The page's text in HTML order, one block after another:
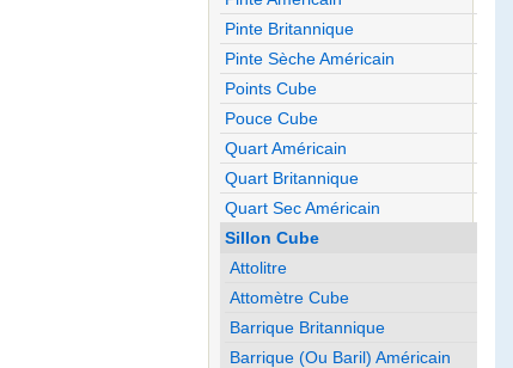
Pinte Britannique
Pinte Sèche Américain
Points Cube
Pouce Cube
Quart Américain
Quart Britannique
Quart Sec Américain
Sillon Cube
Attolitre
Attomètre Cube
Barrique Britannique
Barrique (ou Baril) Américain